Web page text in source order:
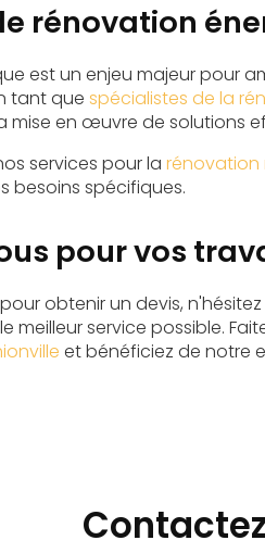
rénovation
est un enjeu majeur pour
tant que spécialistes de la
en œuvre de solutions
services pour la rénovation
besoins spécifiques.
pour vos
obtenir un devis,
meilleur service possible.
et bénéficiez de notre